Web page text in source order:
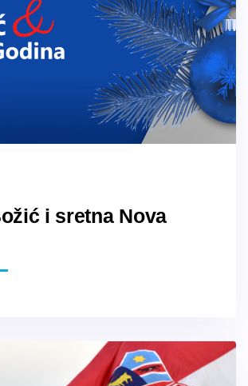
i sretna Nova